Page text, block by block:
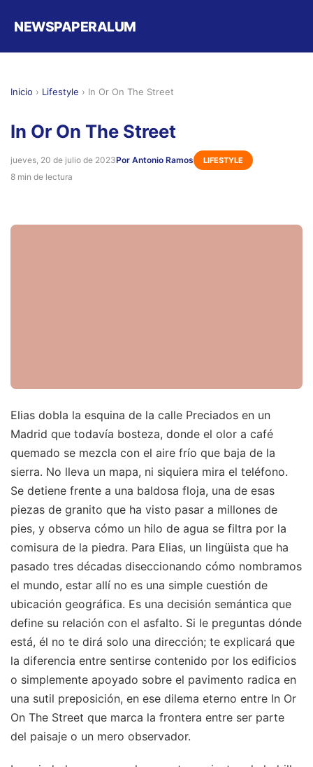
NEWSPAPERALUM
Inicio › Lifestyle › In Or On The Street
In Or On The Street
jueves, 20 de julio de 2023Por Antonio Ramos LIFESTYLE
8 min de lectura
Elias dobla la esquina de la calle Preciados en un
Madrid que todavía bosteza, donde el olor a café
quemado se mezcla con el aire frío que baja de la
sierra. No lleva un mapa, ni siquiera mira el teléfono.
Se detiene frente a una baldosa floja, una de esas
piezas de granito que ha visto pasar a millones de
pies, y observa cómo un hilo de agua se filtra por la
comisura de la piedra. Para Elias, un lingüista que ha
pasado tres décadas diseccionando cómo nombramos
el mundo, estar allí no es una simple cuestión de
ubicación geográfica. Es una decisión semántica que
define su relación con el asfalto. Si le preguntas dónde
está, él no te dirá solo una dirección; te explicará que
la diferencia entre sentirse contenido por los edificios
o simplemente apoyado sobre el pavimento radica en
una sutil preposición, en ese dilema eterno entre In Or
On The Street que marca la frontera entre ser parte
del paisaje o un mero observador.